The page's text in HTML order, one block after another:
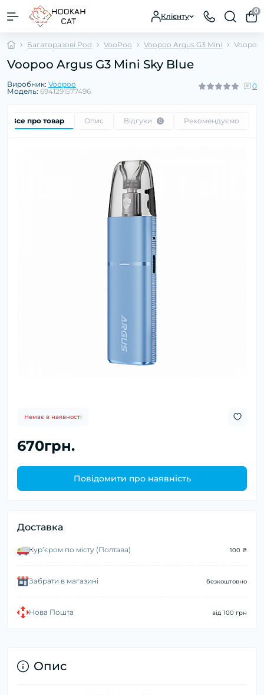
Клієнту
0
Багаторазові Pod VooPoo Voopoo Argus G3 Mini Voopoo
Voopoo Argus G3 Mini Sky Blue
Виробник: Voopoo
Модель: 6941291577496
0
Все про товар Опис Відгуки 0 Рекомендуємо
Немає в наявності
670грн.
Повідомити про наявність
Доставка
Курʼєром по місту (Полтава) 100 ₴
Забрати в магазині безкоштовно
Нова Пошта від 100 грн
Опис